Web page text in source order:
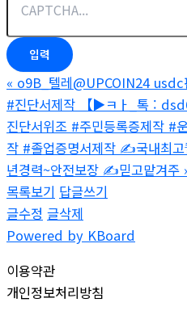
« o9B_텔레@UPCOIN24
#진단서제작 【▶ㅋㅏ_톡 :
진단서위조 #주민등록증제작 #
작 #졸업증명서제작 ✍국내최
년경력~안전보장 ✍믿고맡겨주
목록보기 답글쓰기
글수정 글삭제
Powered by KBoard
이용약관
개인정보처리방침